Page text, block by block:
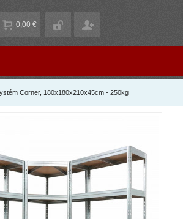
0,00 €
Corner, 180x180x210x45cm - 250kg